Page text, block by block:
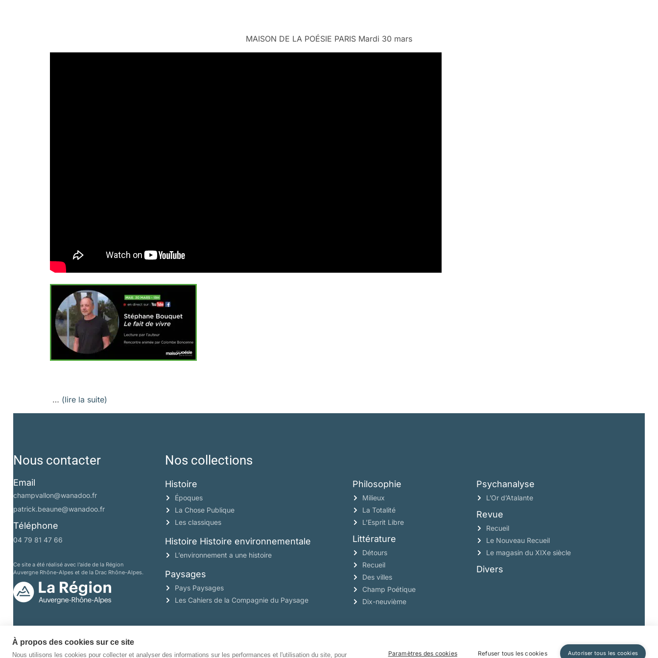
MAISON DE LA POÉSIE PARIS Mardi 30 mars
… (lire la suite)
Nous contacter
Email
champvallon@wanadoo.fr
patrick.beaune@wanadoo.fr
Téléphone
04 79 81 47 66
Ce site a été réalisé avec l’aide de la Région
Auvergne Rhône-Alpes et de la Drac Rhône-Alpes.
Nos collections
Histoire
Époques
La Chose Publique
Les classiques
Histoire Histoire environnementale
L’environnement a une histoire
Paysages
Pays Paysages
Les Cahiers de la Compagnie du Paysage
Philosophie
Milieux
La Totalité
L’Esprit Libre
Littérature
Détours
Recueil
Des villes
Champ Poétique
Dix-neuvième
Psychanalyse
L’Or d’Atalante
Revue
Recueil
Le Nouveau Recueil
Le magasin du XIXe siècle
Divers
À propos des cookies sur ce site
Nous utilisons les cookies pour collecter et analyser des informations sur les performances et l'utilisation du site, pour Paramètres des cookies Refuser tous les cookies Autoriser tous les cookies